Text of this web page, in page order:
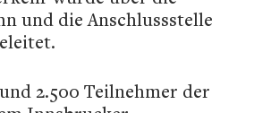
und die Anschlussstelle
2.500 Teilnehmer der